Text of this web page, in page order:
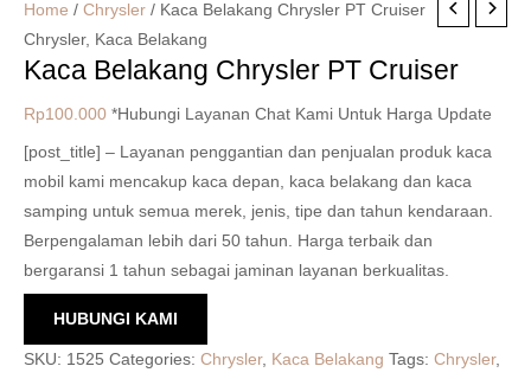
Home / Chrysler / Kaca Belakang Chrysler PT Cruiser
Chrysler, Kaca Belakang
Kaca Belakang Chrysler PT Cruiser
Rp100.000 *Hubungi Layanan Chat Kami Untuk Harga Update
[post_title] – Layanan penggantian dan penjualan produk kaca
mobil kami mencakup kaca depan, kaca belakang dan kaca
samping untuk semua merek, jenis, tipe dan tahun kendaraan.
Berpengalaman lebih dari 50 tahun. Harga terbaik dan
bergaransi 1 tahun sebagai jaminan layanan berkualitas.
HUBUNGI KAMI
SKU: 1525 Categories: Chrysler, Kaca Belakang Tags: Chrysler,